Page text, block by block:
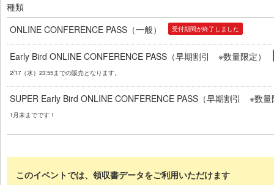
種類
ONLINE CONFERENCE PASS（一般）
受付期間が終了しました
Early Bird ONLINE CONFERENCE PASS（早期割引 ※数量限定）
2/17（水）23:55までの販売となります。
SUPER Early Bird ONLINE CONFERENCE PASS（早期割引 ※数量
1月末までです！
このイベントでは、領収書データをご利用いただけます